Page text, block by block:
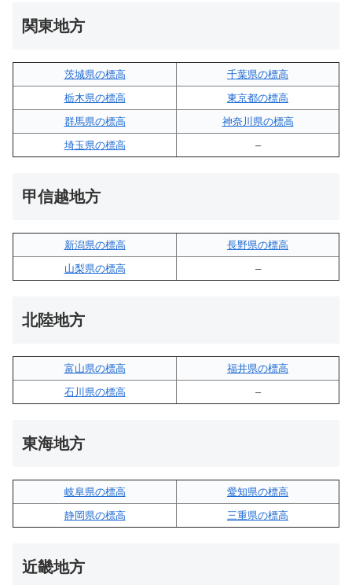
関東地方
茨城県の標高
千葉県の標高
栃木県の標高
東京都の標高
群馬県の標高
神奈川県の標高
埼玉県の標高
–
甲信越地方
新潟県の標高
長野県の標高
山梨県の標高
–
北陸地方
富山県の標高
福井県の標高
石川県の標高
–
東海地方
岐阜県の標高
愛知県の標高
静岡県の標高
三重県の標高
近畿地方